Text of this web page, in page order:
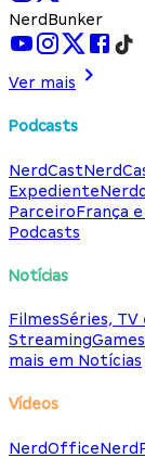
NerdBunker
Ver mais
Podcasts
NerdCast
Expediente
ParceiroFrança
Podcasts
Notícias
FilmesSéries, TV
StreamingGames
mais em Notícias
Vídeos
NerdOffice